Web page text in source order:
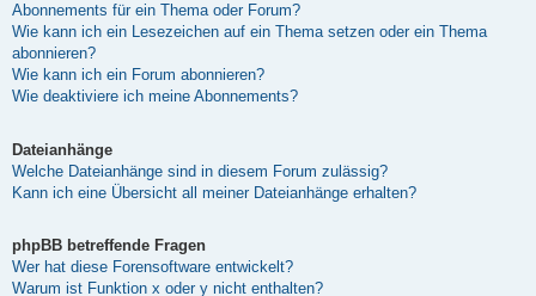
Abonnements für ein Thema oder Forum?
Wie kann ich ein Lesezeichen auf ein Thema setzen oder ein Thema
abonnieren?
Wie kann ich ein Forum abonnieren?
Wie deaktiviere ich meine Abonnements?
Dateianhänge
Welche Dateianhänge sind in diesem Forum zulässig?
Kann ich eine Übersicht all meiner Dateianhänge erhalten?
phpBB betreffende Fragen
Wer hat diese Forensoftware entwickelt?
Warum ist Funktion x oder y nicht enthalten?